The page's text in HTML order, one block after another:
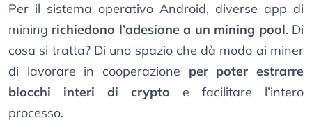
Per il sistema operativo Android, diverse app di
mining richiedono l’adesione a un mining pool. Di
cosa si tratta? Di uno spazio che dà modo ai miner
di lavorare in cooperazione per poter estrarre
blocchi interi di crypto e facilitare l’intero
processo.